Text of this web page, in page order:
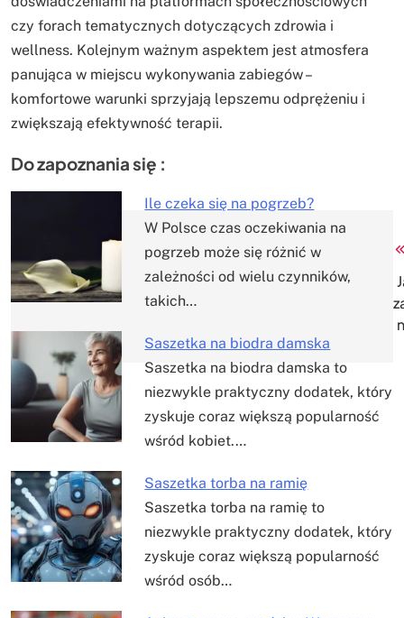
czy forach tematycznych dotyczących zdrowia i
wellness. Kolejnym ważnym aspektem jest atmosfera
panująca w miejscu wykonywania zabiegów –
komfortowe warunki sprzyjają lepszemu odprężeniu i
zwiększają efektywność terapii.
Do zapoznania się :
Ile czeka się na pogrzeb?
W Polsce czas oczekiwania na
pogrzeb może się różnić w
zależności od wielu czynników,
takich…
Saszetka na biodra damska
Saszetka na biodra damska to
niezwykle praktyczny dodatek, który
zyskuje coraz większą popularność
wśród kobiet.…
Saszetka torba na ramię
Saszetka torba na ramię to
niezwykle praktyczny dodatek, który
zyskuje coraz większą popularność
wśród osób…
Nawigacja
wpisu